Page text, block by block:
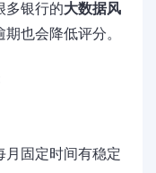
多银行的大数据风
也会降低评分。
月固定时间有稳定